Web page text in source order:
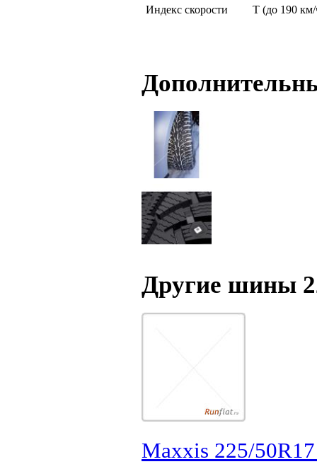
Индекс скорости T (до 190
Другие шины
Maxxis 225/